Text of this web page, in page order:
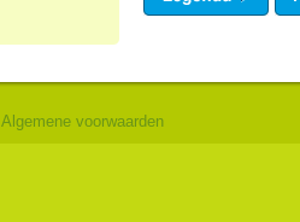
Algemene voorwaarden